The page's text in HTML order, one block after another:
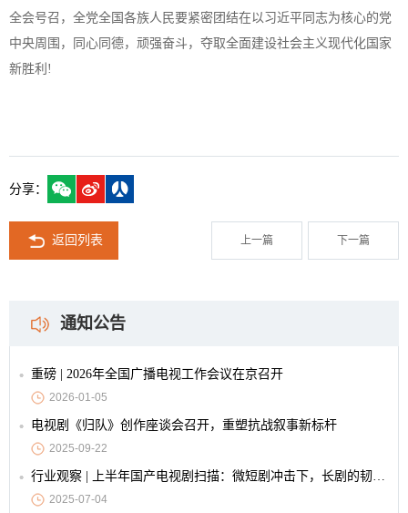
全会号召，全党全国各族人民要紧密团结在以习近平同志为核心的党
中央周围，同心同德，顽强奋斗，夺取全面建设社会主义现代化国家
新胜利!
分享：
返回列表 上一篇 下一篇
通知公告
重磅 | 2026年全国广播电视工作会议在京召开
2026-01-05
电视剧《归队》创作座谈会召开，重塑抗战叙事新标杆
2025-09-22
行业观察 | 上半年国产电视剧扫描：微短剧冲击下，长剧的韧性与创新
2025-07-04